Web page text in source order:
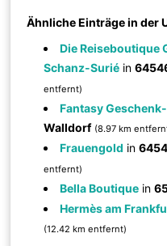
Ähnliche Einträge in der
Die Reiseboutique
Schanz-Surié in
entfernt)
Fantasy
Walldorf (8.97 km
Frauengold in
entfernt)
Bella Boutique in
Hermès am
(12.42 km entfernt)